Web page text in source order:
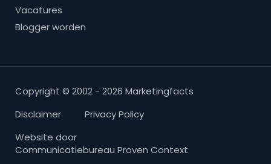
Vacatures
Blogger worden
Copyright © 2002 - 2026 Marketingfacts
Disclaimer
Privacy Policy
Website door
Communicatiebureau Proven Context